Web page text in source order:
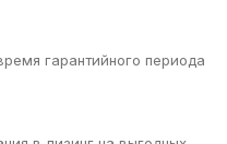
гарантийного периода